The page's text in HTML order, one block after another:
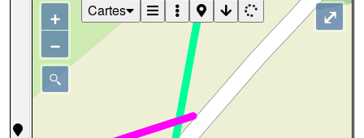
+
−
⤢
Cartes